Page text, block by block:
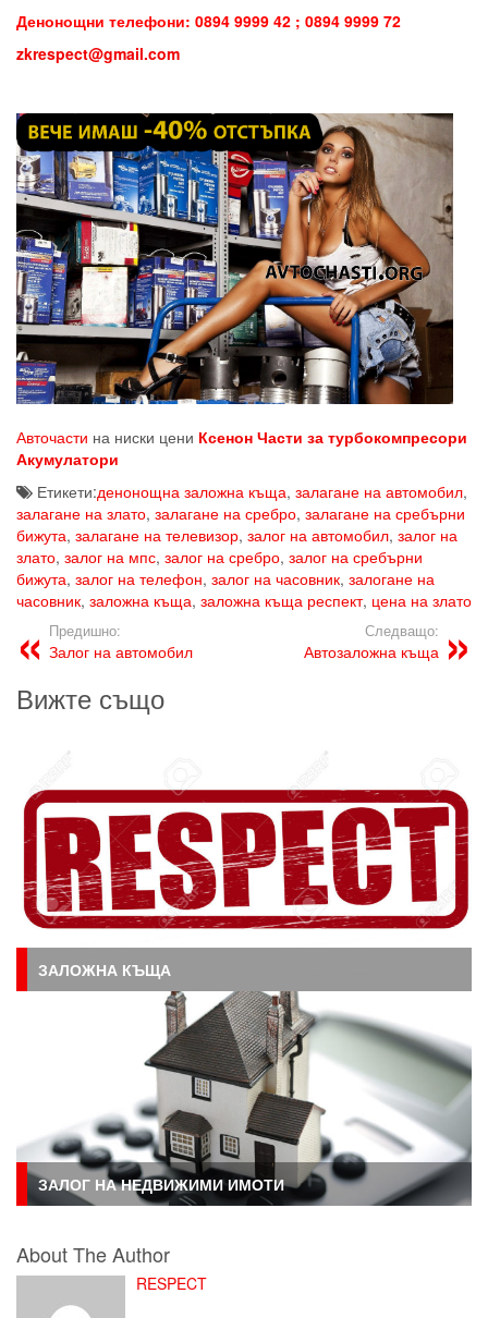
Денонощни телефони: 0894 9999 42 ; 0894 9999 72
zkrespect@gmail.com
Авточасти на ниски цени Ксенон Части за турбокомпресори
Акумулатори
Етикети:денонощна заложна къща, залагане на автомобил,
залагане на злато, залагане на сребро, залагане на сребърни
бижута, залагане на телевизор, залог на автомобил, залог на
злато, залог на мпс, залог на сребро, залог на сребърни
бижута, залог на телефон, залог на часовник, залогане на
часовник, заложна къща, заложна къща респект, цена на злато
Предишно:
Залог на автомобил
Следващо:
Автозаложна къща
Вижте също
ЗАЛОЖНА КЪЩА
ЗАЛОГ НА НЕДВИЖИМИ ИМОТИ
About The Author
RESPECT